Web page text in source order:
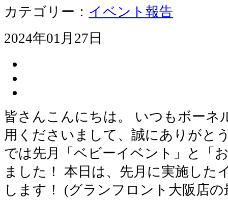
カテゴリー： イベント報告
2024年01月27日
皆さんこんにちは。 いつもボーネ
用くださいまして、誠にありがと
では先月「ベビーイベント」と「
ました！ 本日は、先月に実施した
します！ (グランフロント大阪店